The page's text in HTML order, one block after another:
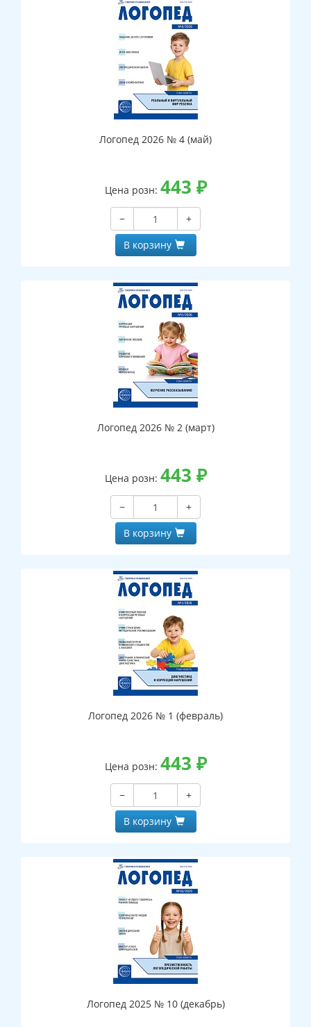
Логопед 2026 № 4 (май)
Цена розн: 443 ₽
−
+
В корзину
Логопед 2026 № 2 (март)
Цена розн: 443 ₽
−
+
В корзину
Логопед 2026 № 1 (февраль)
Цена розн: 443 ₽
−
+
В корзину
Логопед 2025 № 10 (декабрь)